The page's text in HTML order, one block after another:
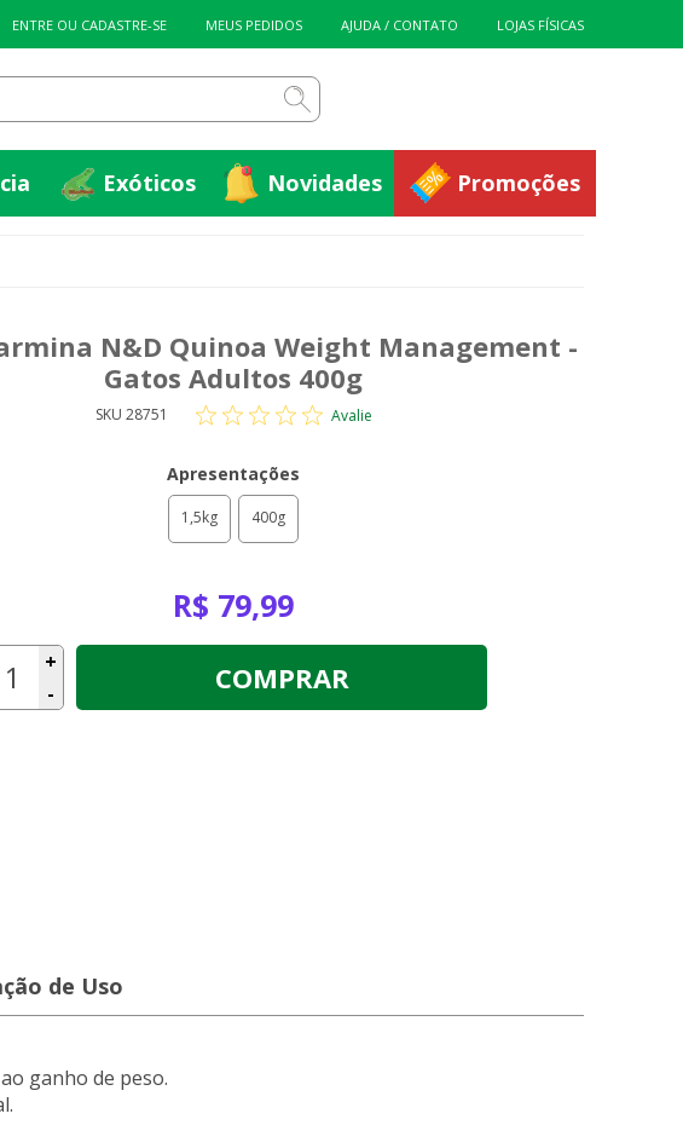
ENTRE OU CADASTRE-SE MEUS PEDIDOS AJUDA / CONTATO LOJAS FÍSICAS
Exóticos Novidades Promoções
Exóticos Novidades Promoções
N&D Quinoa Weight Management -
Gatos Adultos 400g
SKU 28751 Avalie
Apresentações
1,5kg 400g
R$ 79,99
+
-
COMPRAR
de Uso
ganho de peso.